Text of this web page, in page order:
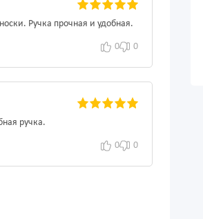
Ручка прочная и удобная.
0 0
ручка.
0 0